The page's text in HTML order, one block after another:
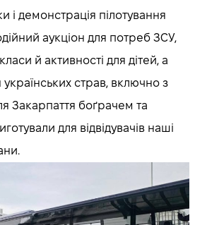
і демонстрація пілотування
аукціон для потреб ЗСУ,
й активності для дітей, а
українських страв, включно з
Закарпаття боґрачем та
для відвідувачів наші